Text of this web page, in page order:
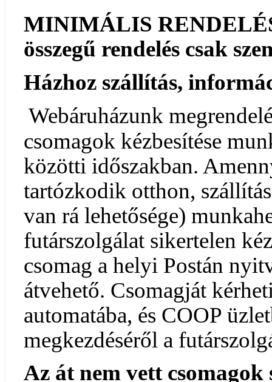
MINIMÁLIS
összegű rendelés csak
Házhoz szállítás,
Webáruházunk
csomagok kézbesítése
közötti időszakban.
tartózkodik otthon,
van rá lehetősége)
futárszolgálat sikertelen
csomag a helyi Postán
átvehető. Csomagját
automatába, és COOP
megkezdéséről a
Az át nem vett csomagok